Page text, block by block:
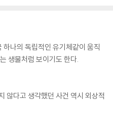
나의 독립적인 유기체같이 움직
생물처럼 보이기도 한다.
않다고 생각했던 사건 역시 외상적